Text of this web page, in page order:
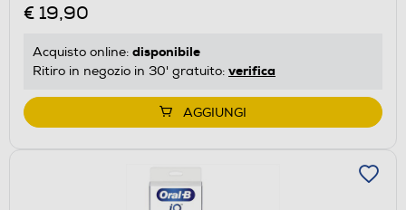
€ 19,90
Acquisto online: disponibile
Ritiro in negozio in 30' gratuito: verifica
AGGIUNGI